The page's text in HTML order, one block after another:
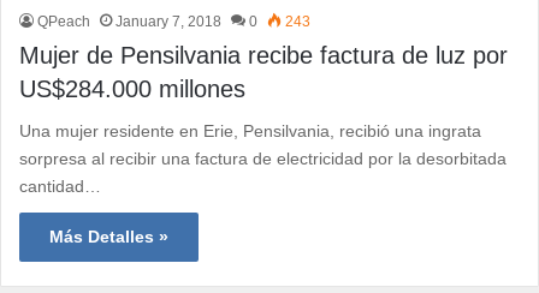
QPeach January 7, 2018 0 243
Mujer de Pensilvania recibe factura de luz por
US$284.000 millones
Una mujer residente en Erie, Pensilvania, recibió una ingrata
sorpresa al recibir una factura de electricidad por la desorbitada
cantidad…
Más Detalles »